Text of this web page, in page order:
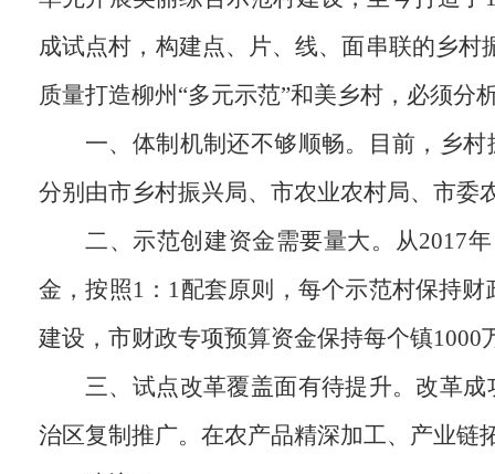
成试点村，构建点、片、线、面串联的乡
质量打造柳州“多元示范”和美乡村，必须分
一、体制机制还不够顺畅。目前，乡
分别由市乡村振兴局、市农业农村局、市委
二、示范创建资金需要量大。从2017
金，按照1：1配套原则，每个示范村保持
建设，市财政专项预算资金保持每个镇
三、试点改革覆盖面有待提升。改革
治区复制推广。在农产品精深加工、产业链